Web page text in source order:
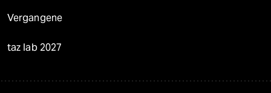
Vergangene
taz lab 2027